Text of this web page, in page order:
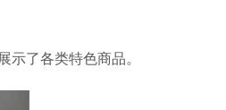
了各类特色商品。